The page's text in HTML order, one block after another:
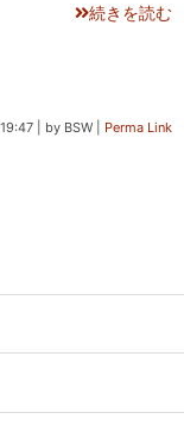
続きを読む
by BSW Perma Link